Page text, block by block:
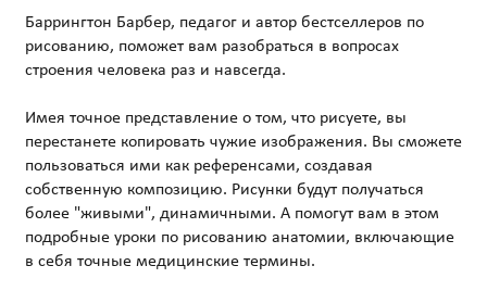
Баррингтон Барбер, педагог и автор бестселлеров по
рисованию, поможет вам разобраться в вопросах
строения человека раз и навсегда.
Имея точное представление о том, что рисуете, вы
перестанете копировать чужие изображения. Вы сможете
пользоваться ими как референсами, создавая
собственную композицию. Рисунки будут получаться
более "живыми", динамичными. А помогут вам в этом
подробные уроки по рисованию анатомии, включающие
в себя точные медицинские термины.